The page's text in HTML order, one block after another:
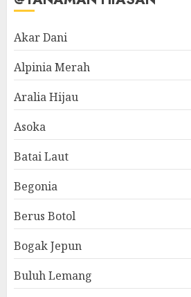
Akar Dani
Alpinia Merah
Aralia Hijau
Asoka
Batai Laut
Begonia
Berus Botol
Bogak Jepun
Buluh Lemang